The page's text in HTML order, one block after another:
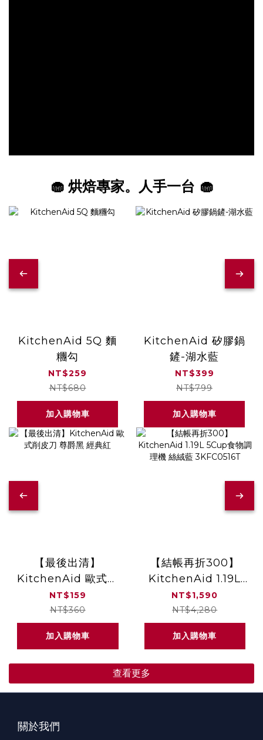
🧁 烘焙專家。人手一台 🧁
KitchenAid 5Q 麵
糰勾
NT$259
NT$680
加入購物車
KitchenAid 矽膠鍋
鏟-湖水藍
NT$399
NT$799
加入購物車
【最後出清】
KitchenAid 歐式削
皮刀 尊爵黑 經典紅
NT$159
NT$360
加入購物車
【結帳再折300】
KitchenAid 1.19L
5Cup食物調理機 絲
絨藍 3KFC0516T
NT$1,590
NT$4,280
加入購物車
查看更多
關於我們